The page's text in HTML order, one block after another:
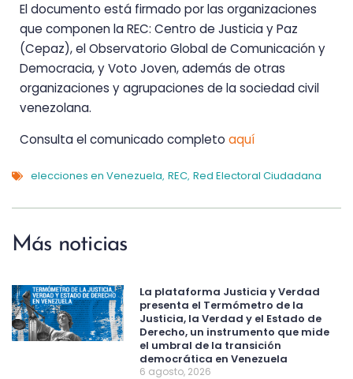
El documento está firmado por las organizaciones
que componen la REC: Centro de Justicia y Paz
(Cepaz), el Observatorio Global de Comunicación y
Democracia, y Voto Joven, además de otras
organizaciones y agrupaciones de la sociedad civil
venezolana.
Consulta el comunicado completo aquí
elecciones en Venezuela, REC, Red Electoral Ciudadana
Más noticias
La plataforma Justicia y Verdad
presenta el Termómetro de la
Justicia, la Verdad y el Estado de
Derecho, un instrumento que mide
el umbral de la transición
democrática en Venezuela
6 agosto, 2026